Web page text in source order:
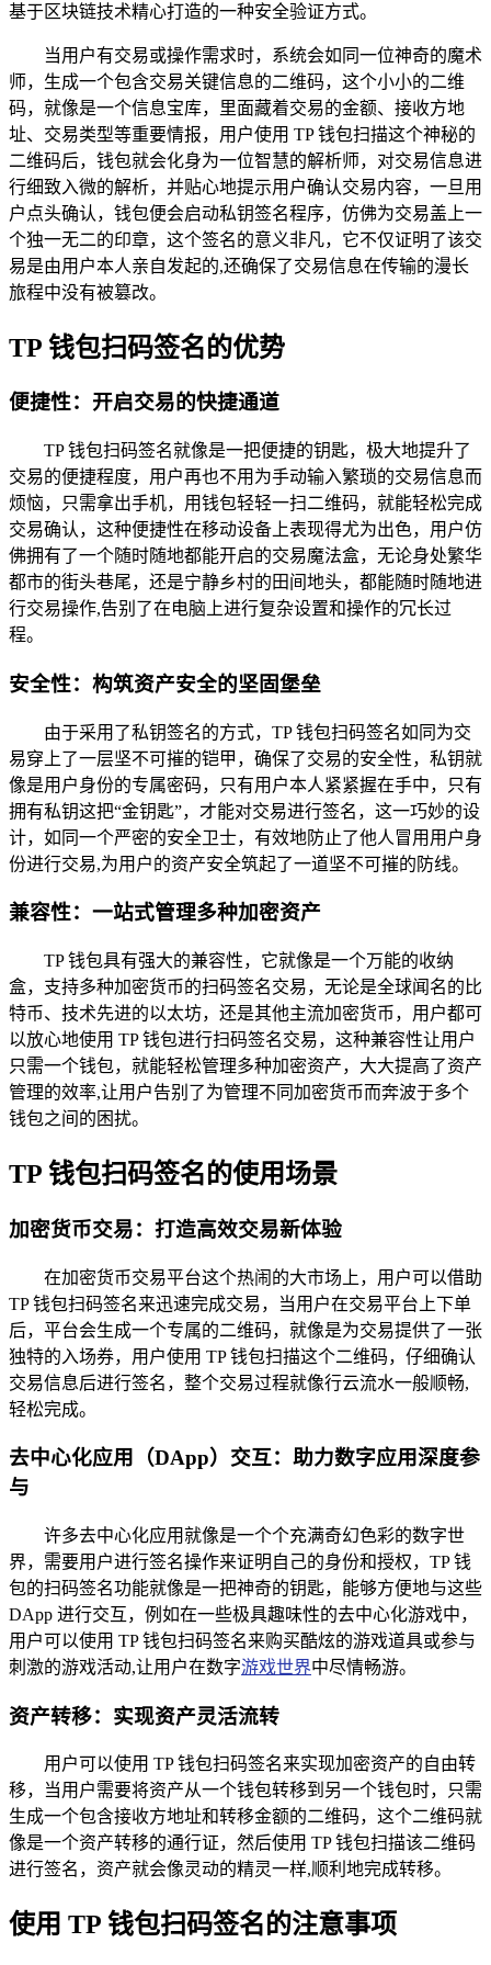
基于区块链技术精心打造的一种安全验证方式。
当用户有交易或操作需求时，系统会如同一位神奇的魔术
师，生成一个包含交易关键信息的二维码，这个小小的二维
码，就像是一个信息宝库，里面藏着交易的金额、接收方地
址、交易类型等重要情报，用户使用 TP 钱包扫描这个神秘的
二维码后，钱包就会化身为一位智慧的解析师，对交易信息进
行细致入微的解析，并贴心地提示用户确认交易内容，一旦用
户点头确认，钱包便会启动私钥签名程序，仿佛为交易盖上一
个独一无二的印章，这个签名的意义非凡，它不仅证明了该交
易是由用户本人亲自发起的,还确保了交易信息在传输的漫长
旅程中没有被篡改。
TP 钱包扫码签名的优势
便捷性：开启交易的快捷通道
TP 钱包扫码签名就像是一把便捷的钥匙，极大地提升了
交易的便捷程度，用户再也不用为手动输入繁琐的交易信息而
烦恼，只需拿出手机，用钱包轻轻一扫二维码，就能轻松完成
交易确认，这种便捷性在移动设备上表现得尤为出色，用户仿
佛拥有了一个随时随地都能开启的交易魔法盒，无论身处繁华
都市的街头巷尾，还是宁静乡村的田间地头，都能随时随地进
行交易操作,告别了在电脑上进行复杂设置和操作的冗长过
程。
安全性：构筑资产安全的坚固堡垒
由于采用了私钥签名的方式，TP 钱包扫码签名如同为交
易穿上了一层坚不可摧的铠甲，确保了交易的安全性，私钥就
像是用户身份的专属密码，只有用户本人紧紧握在手中，只有
拥有私钥这把“金钥匙”，才能对交易进行签名，这一巧妙的设
计，如同一个严密的安全卫士，有效地防止了他人冒用用户身
份进行交易,为用户的资产安全筑起了一道坚不可摧的防线。
兼容性：一站式管理多种加密资产
TP 钱包具有强大的兼容性，它就像是一个万能的收纳
盒，支持多种加密货币的扫码签名交易，无论是全球闻名的比
特币、技术先进的以太坊，还是其他主流加密货币，用户都可
以放心地使用 TP 钱包进行扫码签名交易，这种兼容性让用户
只需一个钱包，就能轻松管理多种加密资产，大大提高了资产
管理的效率,让用户告别了为管理不同加密货币而奔波于多个
钱包之间的困扰。
TP 钱包扫码签名的使用场景
加密货币交易：打造高效交易新体验
在加密货币交易平台这个热闹的大市场上，用户可以借助
TP 钱包扫码签名来迅速完成交易，当用户在交易平台上下单
后，平台会生成一个专属的二维码，就像是为交易提供了一张
独特的入场券，用户使用 TP 钱包扫描这个二维码，仔细确认
交易信息后进行签名，整个交易过程就像行云流水一般顺畅,
轻松完成。
去中心化应用（DApp）交互：助力数字应用深度参
与
许多去中心化应用就像是一个个充满奇幻色彩的数字世
界，需要用户进行签名操作来证明自己的身份和授权，TP 钱
包的扫码签名功能就像是一把神奇的钥匙，能够方便地与这些
DApp 进行交互，例如在一些极具趣味性的去中心化游戏中，
用户可以使用 TP 钱包扫码签名来购买酷炫的游戏道具或参与
刺激的游戏活动,让用户在数字游戏世界中尽情畅游。
资产转移：实现资产灵活流转
用户可以使用 TP 钱包扫码签名来实现加密资产的自由转
移，当用户需要将资产从一个钱包转移到另一个钱包时，只需
生成一个包含接收方地址和转移金额的二维码，这个二维码就
像是一个资产转移的通行证，然后使用 TP 钱包扫描该二维码
进行签名，资产就会像灵动的精灵一样,顺利地完成转移。
使用 TP 钱包扫码签名的注意事项